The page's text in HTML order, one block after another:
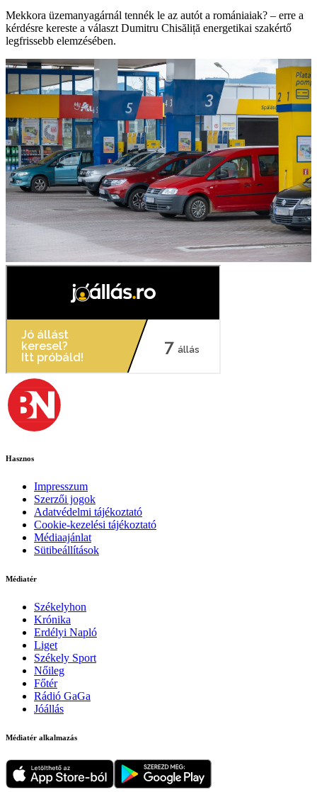
Mekkora üzemanyagárnál tennék le az autót a romániaiak? – erre a
kérdésre kereste a választ Dumitru Chisăliță energetikai szakértő
legfrissebb elemzésében.
Hasznos
Impresszum
Szerzői jogok
Adatvédelmi tájékoztató
Cookie-kezelési tájékoztató
Médiaajánlat
Sütibeállítások
Médiatér
Székelyhon
Krónika
Erdélyi Napló
Liget
Székely Sport
Nőileg
Főtér
Rádió GaGa
Jóállás
Médiatér alkalmazás